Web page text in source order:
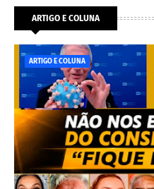
ARTIGO E COLUNA
ARTIGO E COLUNA